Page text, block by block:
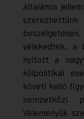
általános
vélekedtek, a
nyitott a
külpolitikai
követi kellő
nemzetközi
Véleményük